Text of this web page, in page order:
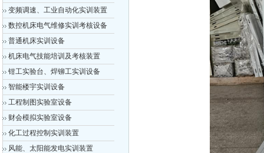
变频调速、工业自动化实训装置
数控机床电气维修实训考核设备
普通机床实训设备
机床电气技能培训及考核装置
钳工实验台、焊铆工实训设备
智能楼宇实训设备
工程制图实验室设备
财会模拟实验室设备
化工过程控制实训装置
风能、太阳能发电实训装置